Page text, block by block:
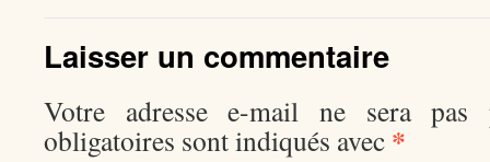
Laisser un commentaire
Votre adresse e-mail ne sera pas
obligatoires sont indiqués avec *